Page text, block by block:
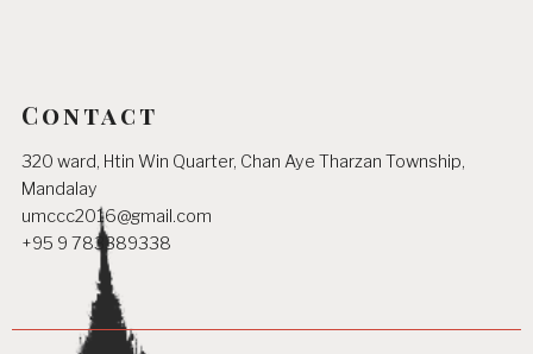
Contact
320 ward, Htin Win Quarter, Chan Aye Tharzan Township,
Mandalay
umccc2016@gmail.com
+95 9 783389338